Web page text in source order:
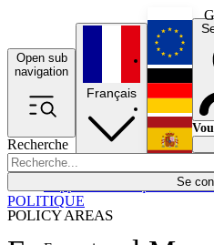
Open sub
navigation
Recherche
Se
POLICY AREAS
Français
POLITIQUE